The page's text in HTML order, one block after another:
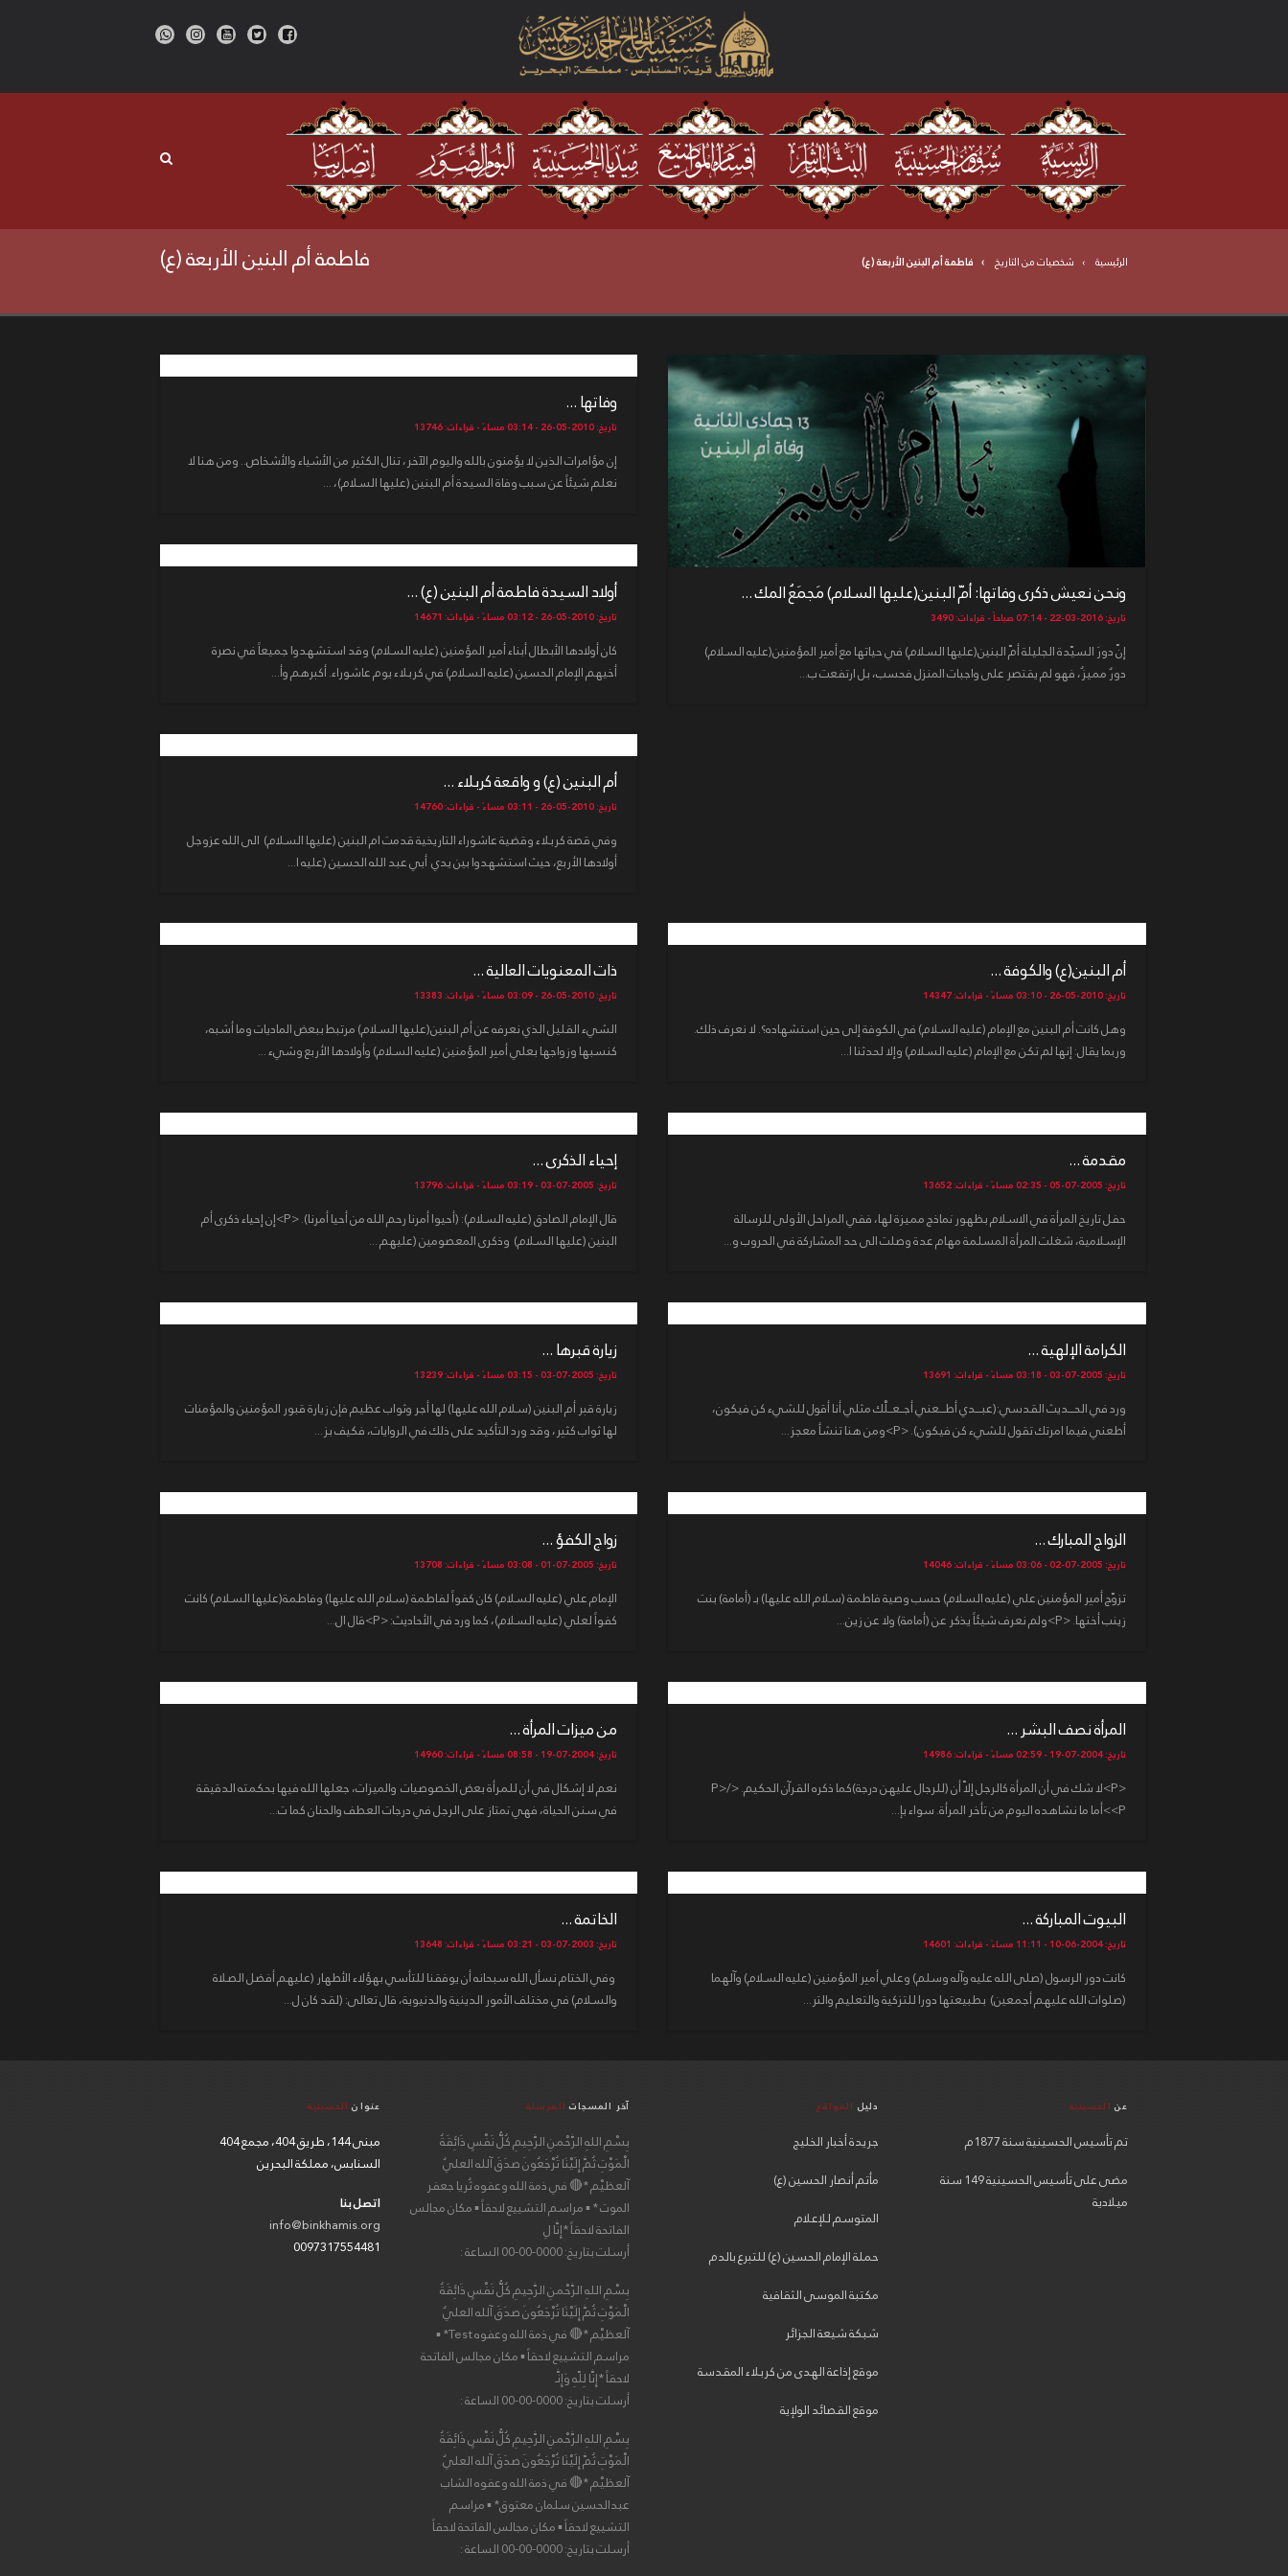
الرئيسية شخصيات من التاريخ فاطمة أم البنين الأربعة (ع) فاطمة أم البنين الأربعة (ع)
ونحن نعيش ذكرى وفاتها: أمّ البنين(عليها السلام) مَجمَعُ المك ...
تاريخ: 2016-03-22 - 07:14 صباحاً - قراءات: 3490
إنّ دورَ السيّدة الجليلة أمّ البنين(عليها السلام) في حياتها مع أمير المؤمنين(عليه السلام)
دورٌ مميزٌ، فهو لم يقتصر على واجبات المنزل فحسب، بل ارتفعت ب...
وفاتها ...
تاريخ: 2010-05-26 - 03:14 مساءً - قراءات: 13746
إن مؤامرات الذين لا يؤمنون بالله واليوم الآخر، تنال الكثير من الأشياء والأشخاص.. ومن هنا لا
نعلم شيئاً عن سبب وفاة السيدة أم البنين (عليها السلام)، ...
أولاد السيدة فاطمة أم البنين (ع) ...
تاريخ: 2010-05-26 - 03:12 مساءً - قراءات: 14671
كان أولادها الأبطال أبناء أمير المؤمنين (عليه السلام) وقد استشهدوا جميعاً في نصرة
أخيهم الإمام الحسين (عليه السلام) في كربلاء يوم عاشوراء. أكبرهم وأ...
أم البنين (ع) و واقعة كربلاء ...
تاريخ: 2010-05-26 - 03:11 مساءً - قراءات: 14760
وفي قصة كربلاء وقضية عاشوراء التاريخية قدمت ام البنين (عليها السلام) الى الله عزوجل
أولادها الأربع، حيث استشهدوا بين يدي أبي عبد الله الحسين (عليه ا...
أم البنين(ع) والكوفة ...
تاريخ: 2010-05-26 - 03:10 مساءً - قراءات: 14347
وهل كانت أم البنين مع الإمام (عليه السلام) في الكوفة إلى حين استشهاده؟. لا نعرف ذلك.
وربما يقال: إنها لم تكن مع الإمام (عليه السلام) وإلا لحدثنا ا...
ذات المعنويات العالية ...
تاريخ: 2010-05-26 - 03:09 مساءً - قراءات: 13383
الشيء القليل الذي نعرفه عن أم البنين(عليها السلام) مرتبط ببعض الماديات وما أشبه،
كنسبها وزواجها بعلي أمير المؤمنين (عليه السلام) وأولادها الأربع وشيء ...
مقدمة ...
تاريخ: 2005-07-05 - 02:35 مساءً - قراءات: 13652
حفل تاريخ المرأة في الاسلام بظهور نماذج مميزة لها، ففي المراحل الأولى للرسالة
الإسلامية، شغلت المرأة المسلمة مهام عدة وصلت الى حد المشاركة في الحروب و...
إحياء الذكرى ...
تاريخ: 2005-07-03 - 03:19 مساءً - قراءات: 13796
قال الإمام الصادق (عليه السلام): (أحيوا أمرنا رحم الله من أحيا أمرنا). <P>إن إحياء ذكرى أم
البنين (عليها السلام) وذكرى المعصومين (عليهم ...
الكرامة الإلهية ...
تاريخ: 2005-07-03 - 03:18 مساءً - قراءات: 13691
ورد في الحـــديث القدسي:(عبـــدي أطـــعني أجــعــلْك مثلي أنا أقول للشيء كن فيكون،
أطعني فيما امرتك تقول للشيء كن فيكون). <P>ومن هنا تنشأ معجز...
زيارة قبرها ...
تاريخ: 2005-07-03 - 03:15 مساءً - قراءات: 13239
زيارة قبر أم البنين (سلام الله عليها) لها أجر وثواب عظيم فإن زيارة قبور المؤمنين والمؤمنات
لها ثواب كثير، وقد ورد التأكيد على ذلك في الروايات، فكيف بز...
الزواج المبارك ...
تاريخ: 2005-07-02 - 03:06 مساءً - قراءات: 14046
تزوّج أمير المؤمنين علي (عليه السلام) حسب وصية فاطمة (سلام الله عليها) بـ (أمامة) بنت
زينب أختها. <P>ولم نعرف شيئاً يذكر عن (أمامة) ولا عن زين...
زواج الكفؤ ...
تاريخ: 2005-07-01 - 03:08 مساءً - قراءات: 13708
الإمام علي (عليه السلام) كان كفواً لفاطمة (سلام الله عليها) وفاطمة(عليها السلام) كانت
كفواً لعلي (عليه السلام)، كما ورد في الأحاديث: <P>قال ال...
المرأة نصف البشر ...
تاريخ: 2004-07-19 - 02:59 مساءً - قراءات: 14986
<P>لا شك في أن المرأة كالرجل إلاّ أن (للرجال عليهن درجة)كما ذكره القرآن الحكيم. </P>
<P>أما ما نشاهده اليوم من تأخر المرأة. سواء بإ...
من ميزات المرأة ...
تاريخ: 2004-07-19 - 08:58 مساءً - قراءات: 14960
نعم لا إشكال في أن للمرأة بعض الخصوصيات والميزات، جعلها الله فيها بحكمته الدقيقة
في سنن الحياة، فهي تمتاز على الرجل في درجات العطف والحنان كما ت...
البيوت المباركة ...
تاريخ: 2004-06-10 - 11:11 مساءً - قراءات: 14601
كانت دور الرسول (صلى الله عليه وآله وسلم) وعلي أمير المؤمنين (عليه السلام) وآلهما
(صلوات الله عليهم أجمعين) بطبيعتها دورا للتزكية والتعليم والتر...
الخاتمة ...
تاريخ: 2003-07-03 - 03:21 مساءً - قراءات: 13648
وفي الختام نسأل الله سبحانه أن يوفقنا للتأسي بهؤلاء الأطهار (عليهم أفضل الصلاة
والسلام) في مختلف الأمور الدينية والدنيوية، قال تعالى: (لقد كان ل...
عن الحسينية
تم تأسيس الحسينية سنة 1877م
مضى على تأسيس الحسينية 149 سنة
ميلادية
دليل المواقع
جريدة أخبار الخليج
مأتم أنصار الحسين (ع)
المتوسم للإعلام
حملة الإمام الحسين (ع) للتبرع بالدم
مكتبة الموسى الثقافية
شبكة شيعة الجزائر
موقع إذاعة الهدى من كربلاء المقدسة
موقع القصائد الولإية
آخر المسجات المرسلة
بِسْمِ اللهِ الرَّحْمنِ الرَّحِيمِ كُلُّ نَفْسٍ ذَائِقَةُ
الْمَوْتِ ثُمَّ إِلَيْنَا تُرْجَعُونَ صدَقَ آلله العليٌ
آلعظيْم *🔴 في ذمة الله وعفوه ثُريا جعفر
الموت * ▪ مراسم التشييع لاحقاً ▪ مكان مجالس
الفاتحة لاحقاً *إِنَّا لِ
أرسلت بتاريخ: 0000-00-00 الساعة :
بِسْمِ اللهِ الرَّحْمنِ الرَّحِيمِ كُلُّ نَفْسٍ ذَائِقَةُ
الْمَوْتِ ثُمَّ إِلَيْنَا تُرْجَعُونَ صدَقَ آلله العليٌ
آلعظيْم *🔴 في ذمة الله وعفوه Test* ▪
مراسم التشييع لاحقاً ▪ مكان مجالس الفاتحة
لاحقاً *إِنَّا لِلّهِ وَإِنَّـ
أرسلت بتاريخ: 0000-00-00 الساعة :
بِسْمِ اللهِ الرَّحْمنِ الرَّحِيمِ كُلُّ نَفْسٍ ذَائِقَةُ
الْمَوْتِ ثُمَّ إِلَيْنَا تُرْجَعُونَ صدَقَ آلله العليٌ
آلعظيْم *🔴 في ذمة الله وعفوه الشاب
عبدالحسين سلمان معتوق* ▪ مراسم
التشييع لاحقاً ▪ مكان مجالس الفاتحة لاحقاً
أرسلت بتاريخ: 0000-00-00 الساعة :
عنوان الحسينية
مبنى 144، طريق 404، مجمع 404
السنابس، مملكة البحرين
اتصل بنا
info@binkhamis.org
0097317554481